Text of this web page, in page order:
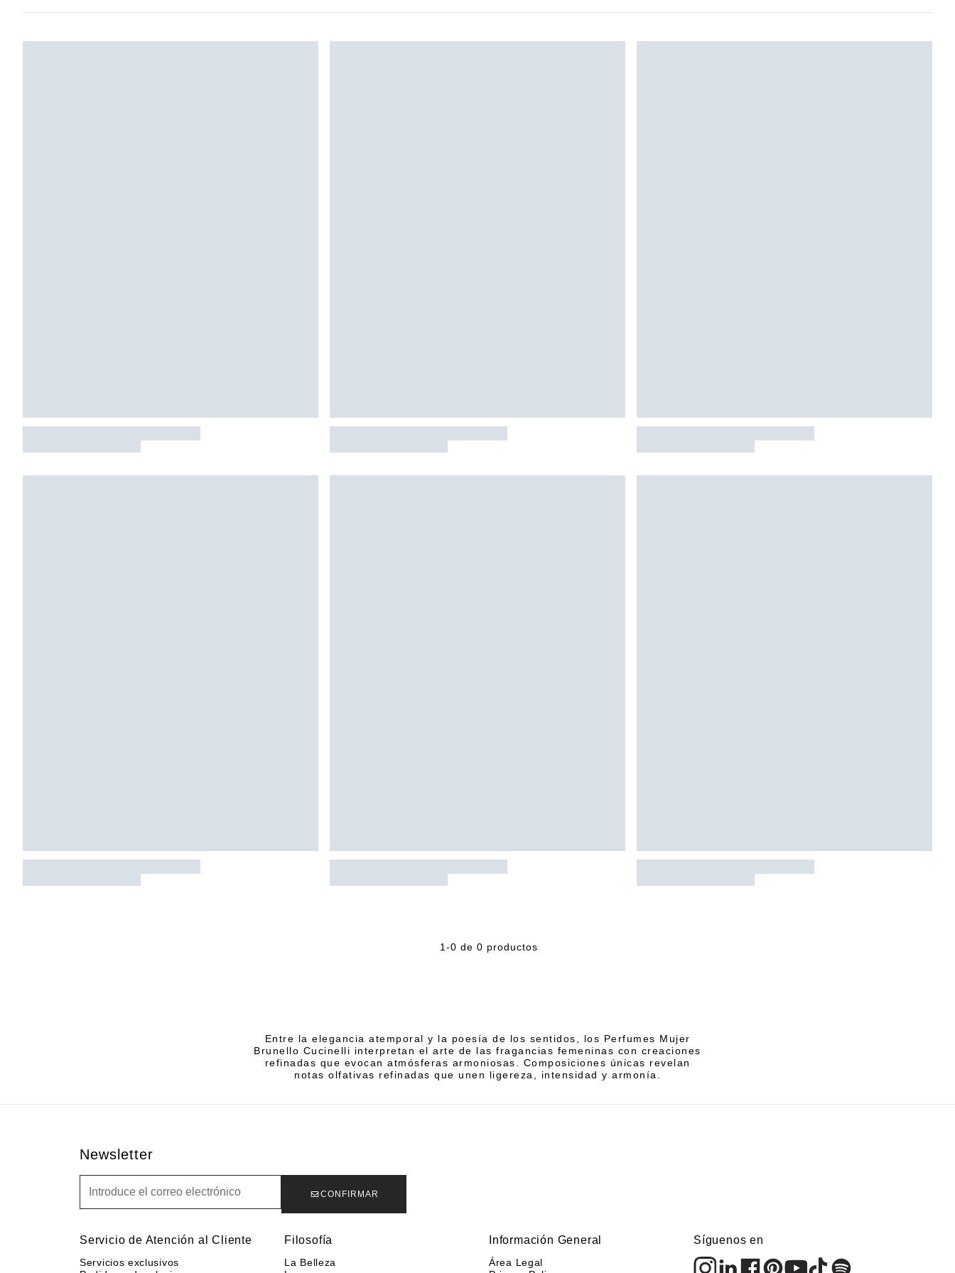
1-0 de 0 productos
Entre la elegancia atemporal y la poesía de los sentidos, los Perfumes Mujer
Brunello Cucinelli interpretan el arte de las fragancias femeninas con creaciones
refinadas que evocan atmósferas armoniosas. Composiciones únicas revelan
notas olfativas refinadas que unen ligereza, intensidad y armonía.
Newsletter
CONFIRMAR
Servicio de Atención al Cliente
Servicios exclusivos
Filosofía
La Belleza
Información General
Área Legal
Síguenos en